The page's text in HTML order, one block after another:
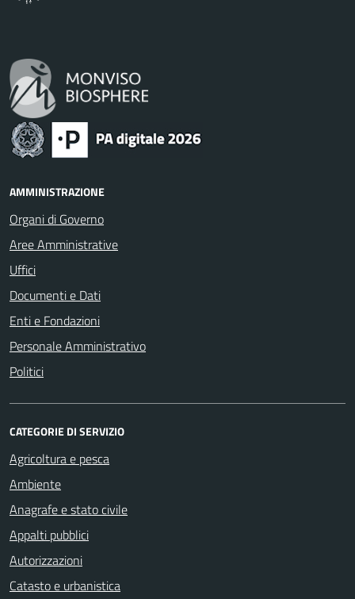
AMMINISTRAZIONE
Organi di Governo
Aree Amministrative
Uffici
Documenti e Dati
Enti e Fondazioni
Personale Amministrativo
Politici
CATEGORIE DI SERVIZIO
Agricoltura e pesca
Ambiente
Anagrafe e stato civile
Appalti pubblici
Autorizzazioni
Catasto e urbanistica